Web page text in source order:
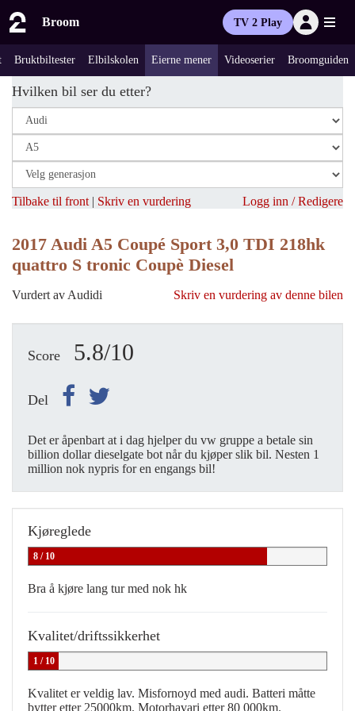
Broom TV 2 Play
Bruktbiltester Elbilskolen Eierne mener Videoserier Broomguiden
Hvilken bil ser du etter?
Tilbake til front | Skriv en vurdering Logg inn / Redigere
2017 Audi A5 Coupé Sport 3,0 TDI 218hk
quattro S tronic Coupè Diesel
Vurdert av Audidi Skriv en vurdering av denne bilen
Score 5.8/10
Del
Det er åpenbart at i dag hjelper du vw gruppe a betale sin
billion dollar dieselgate bot når du kjøper slik bil. Nesten 1
million nok nypris for en engangs bil!
Kjøreglede
8 / 10
Bra å kjøre lang tur med nok hk
Kvalitet/driftssikkerhet
1 / 10
Kvalitet er veldig lav. Misfornoyd med audi. Batteri måtte
bytter etter 25000km. Motorhavari etter 80 000km.